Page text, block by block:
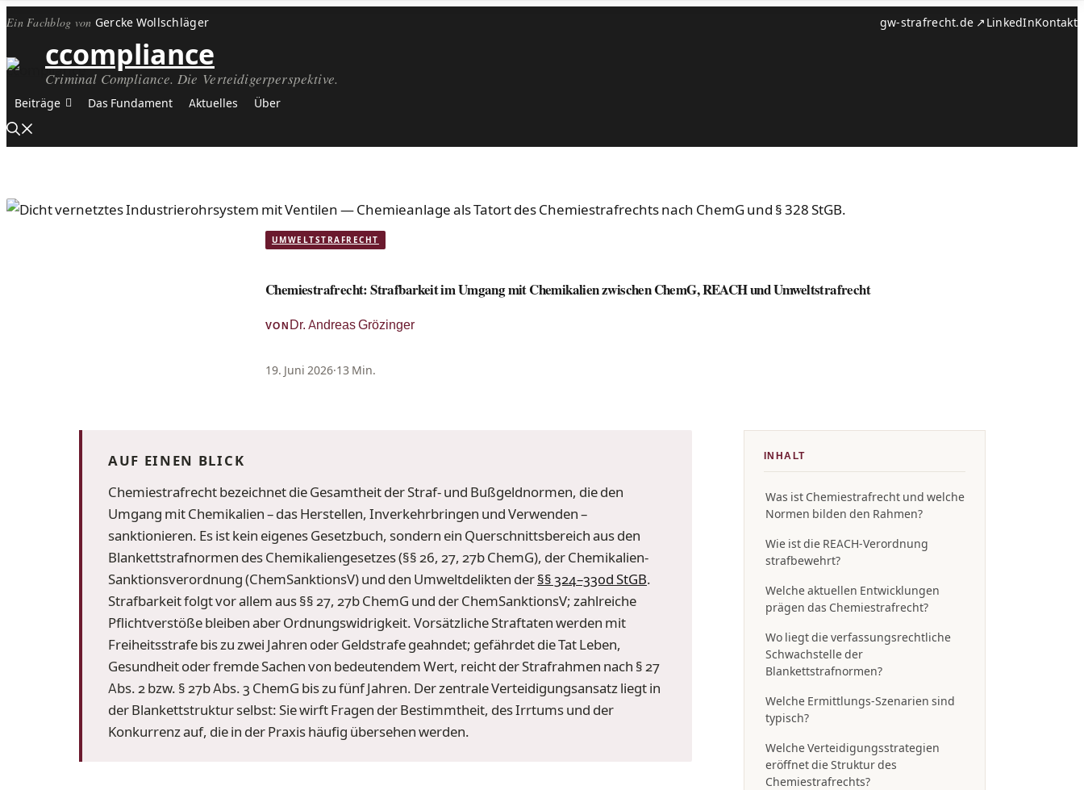
Ein Fachblog von Gercke Wollschläger gw-strafrecht.de ↗ LinkedInKontakt
ccompliance
Criminal Compliance. Die Verteidigerperspektive.
Beiträge Das Fundament Aktuelles Über
UMWELTSTRAFRECHT
Chemiestrafrecht: Strafbarkeit im Umgang mit Chemikalien zwischen ChemG, REACH und Umweltstrafrecht
VON Dr. Andreas Grözinger
19. Juni 2026·13 Min.
AUF EINEN BLICK
Chemiestrafrecht bezeichnet die Gesamtheit der Straf- und Bußgeldnormen, die den
Umgang mit Chemikalien – das Herstellen, Inverkehrbringen und Verwenden –
sanktionieren. Es ist kein eigenes Gesetzbuch, sondern ein Querschnittsbereich aus den
Blankettstrafnormen des Chemikaliengesetzes (§§ 26, 27, 27b ChemG), der Chemikalien-
Sanktionsverordnung (ChemSanktionsV) und den Umweltdelikten der§§ 324–330d StGB.
Strafbarkeit folgt vor allem aus §§ 27, 27b ChemG und der ChemSanktionsV; zahlreiche
Pflichtverstöße bleiben aber Ordnungswidrigkeit. Vorsätzliche Straftaten werden mit
Freiheitsstrafe bis zu zwei Jahren oder Geldstrafe geahndet; gefährdet die Tat Leben,
Gesundheit oder fremde Sachen von bedeutendem Wert, reicht der Strafrahmen nach § 27
Abs. 2 bzw. § 27b Abs. 3 ChemG bis zu fünf Jahren. Der zentrale Verteidigungsansatz liegt in
der Blankettstruktur selbst: Sie wirft Fragen der Bestimmtheit, des Irrtums und der
Konkurrenz auf, die in der Praxis häufig übersehen werden.
INHALT
Was ist Chemiestrafrecht und welche
Normen bilden den Rahmen?
Wie ist die REACH-Verordnung
strafbewehrt?
Welche aktuellen Entwicklungen
prägen das Chemiestrafrecht?
Wo liegt die verfassungsrechtliche
Schwachstelle der
Blankettstrafnormen?
Welche Ermittlungs-Szenarien sind
typisch?
Welche Verteidigungsstrategien
eröffnet die Struktur des
Chemiestrafrechts?